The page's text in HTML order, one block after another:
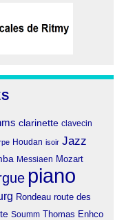
clarinette clavecin
Houdan isoir Jazz
Messiaen Mozart
piano
Rondeau route des
Soumm Thomas Enhco